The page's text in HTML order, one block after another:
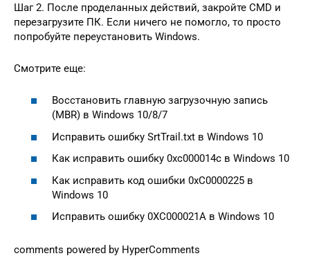
Шаг 2. После проделанных действий, закройте CMD и
перезагрузите ПК. Если ничего не помогло, то просто
попробуйте переустановить Windows.
Смотрите еще:
Восстановить главную загрузочную запись
(MBR) в Windows 10/8/7
Исправить ошибку SrtTrail.txt в Windows 10
Как исправить ошибку 0xc000014c в Windows 10
Как исправить код ошибки 0xC0000225 в
Windows 10
Исправить ошибку 0XC000021A в Windows 10
comments powered by HyperComments